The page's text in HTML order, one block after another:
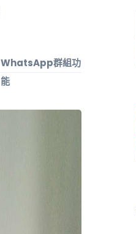
WhatsApp群組功
能